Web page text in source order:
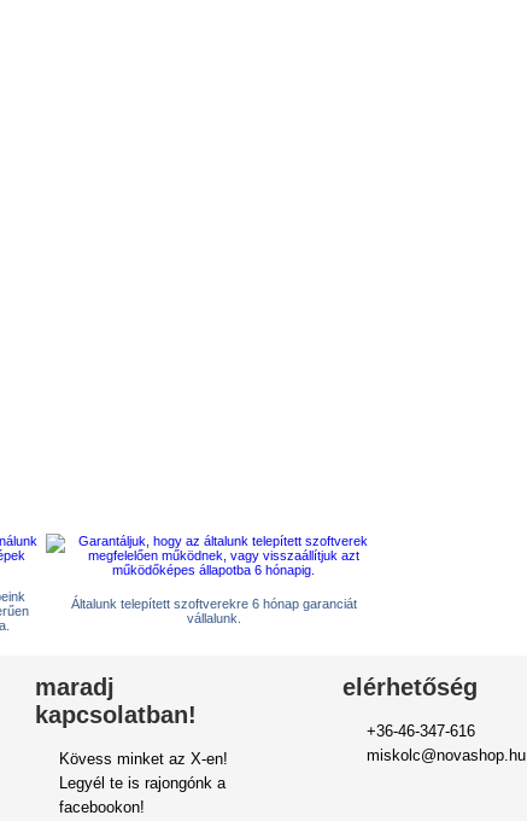
Általunk telepített szoftverekre 6 hónap garanciát
vállalunk.
maradj
kapcsolatban!
Kövess minket az X-en!
Legyél te is rajongónk a
facebookon!
elérhetőség
+36-46-347-616
miskolc@novashop.hu